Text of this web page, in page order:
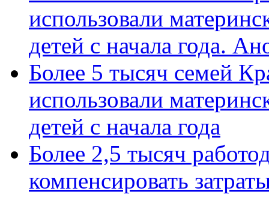
использовали
детей с начала года.
Более 5 тысяч семей
использовали
детей с начала года
Более 2,5 тысяч
компенсировать